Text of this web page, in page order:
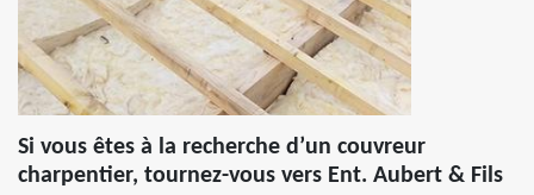
Si vous êtes à la recherche d’un couvreur
charpentier, tournez-vous vers Ent. Aubert & Fils